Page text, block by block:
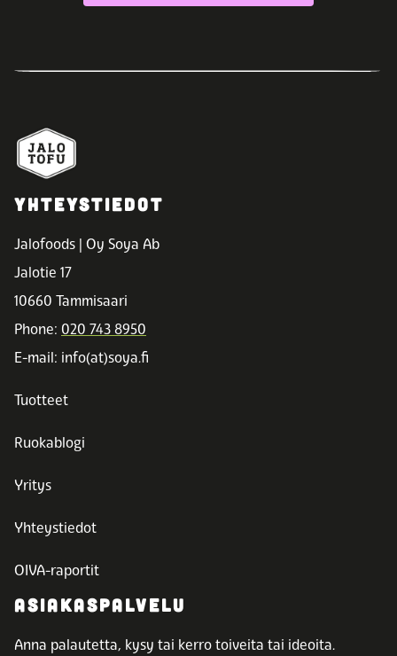
YHTEYSTIEDOT
Jalofoods | Oy Soya Ab
Jalotie 17
10660 Tammisaari
Phone: 020 743 8950
E-mail: info(at)soya.fi
Tuotteet
Ruokablogi
Yritys
Yhteystiedot
OIVA-raportit
ASIAKASPALVELU
Anna palautetta, kysy tai kerro toiveita tai ideoita.